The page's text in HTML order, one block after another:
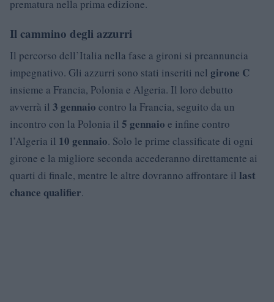
prematura nella prima edizione.
Il cammino degli azzurri
Il percorso dell’Italia nella fase a gironi si preannuncia
impegnativo. Gli azzurri sono stati inseriti nel girone C
insieme a Francia, Polonia e Algeria. Il loro debutto
avverrà il 3 gennaio contro la Francia, seguito da un
incontro con la Polonia il 5 gennaio e infine contro
l’Algeria il 10 gennaio. Solo le prime classificate di ogni
girone e la migliore seconda accederanno direttamente ai
quarti di finale, mentre le altre dovranno affrontare il last
chance qualifier.